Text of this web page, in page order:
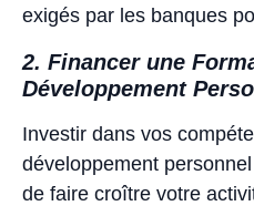
exigés par les banques
2. Financer une
Développement
Investir dans vos
développement
de faire croître votre